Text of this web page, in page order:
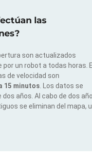
las
son actualizados
un robot a todas horas.
de velocidad son
15 minutos . Los datos se
años. Al cabo de dos
se eliminan del mapa,